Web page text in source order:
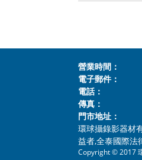
營業時間：
電子郵件：
電話：
傳真：
門市地址：
環球攝錄影器材
益者,全泰國際法
Copyright © 2017